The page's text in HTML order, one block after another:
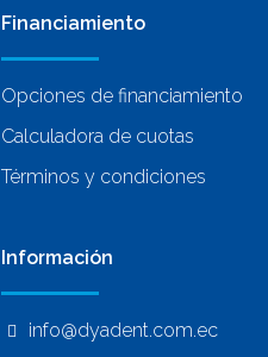
Financiamiento
Opciones de financiamiento
Calculadora de cuotas
Términos y condiciones
Información
info@dyadent.com.ec